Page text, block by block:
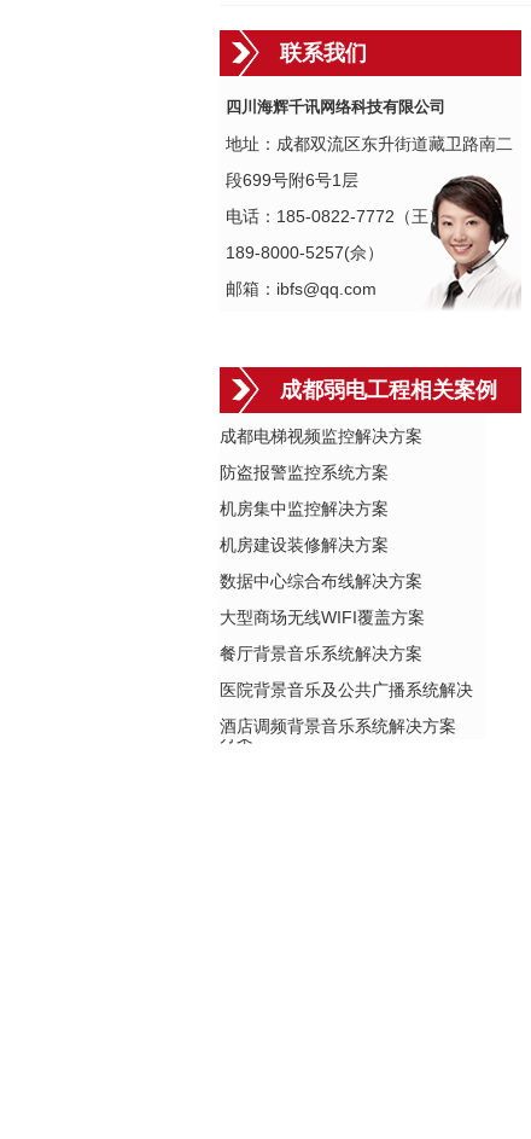
联系我们
四川海辉千讯网络科技有限公司
地址：成都双流区东升街道藏卫路南二
段699号附6号1层
电话：185-0822-7772（王）
189-8000-5257(佘）
邮箱：ibfs@qq.com
成都弱电工程相关案例
成都电梯视频监控解决方案
防盗报警监控系统方案
机房集中监控解决方案
机房建设装修解决方案
数据中心综合布线解决方案
大型商场无线WIFI覆盖方案
餐厅背景音乐系统解决方案
医院背景音乐及公共广播系统解决
方案
酒店调频背景音乐系统解决方案